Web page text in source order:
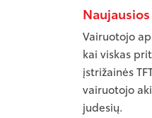
Vairuotojo
kai viskas
įstrižainės
vairuotojo
judesių.